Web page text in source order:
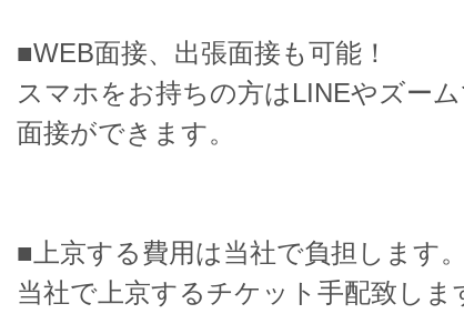
■WEB面接、出張面接も可能！
スマホをお持ちの方はLINEやズー
面接ができます。
■上京する費用は当社で負担します
当社で上京するチケット手配致しま